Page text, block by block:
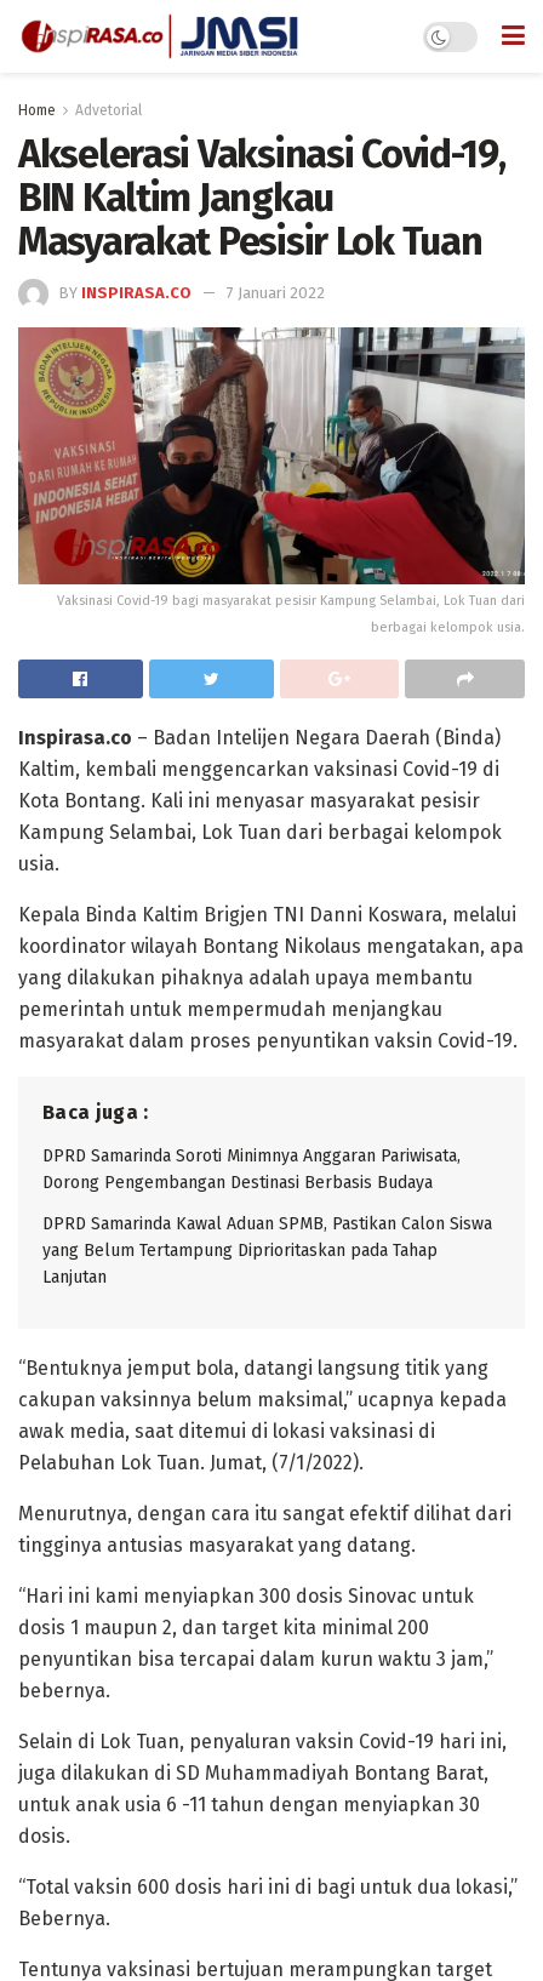
Home Advetorial
Akselerasi Vaksinasi Covid-19,
BIN Kaltim Jangkau
Masyarakat Pesisir Lok Tuan
BY INSPIRASA.CO 7 Januari 2022
Vaksinasi Covid-19 bagi masyarakat pesisir Kampung Selambai, Lok Tuan dari
berbagai kelompok usia.
Inspirasa.co – Badan Intelijen Negara Daerah (Binda)
Kaltim, kembali menggencarkan vaksinasi Covid-19 di
Kota Bontang. Kali ini menyasar masyarakat pesisir
Kampung Selambai, Lok Tuan dari berbagai kelompok
usia.
Kepala Binda Kaltim Brigjen TNI Danni Koswara, melalui
koordinator wilayah Bontang Nikolaus mengatakan, apa
yang dilakukan pihaknya adalah upaya membantu
pemerintah untuk mempermudah menjangkau
masyarakat dalam proses penyuntikan vaksin Covid-19.
Baca juga :
DPRD Samarinda Soroti Minimnya Anggaran Pariwisata,
Dorong Pengembangan Destinasi Berbasis Budaya
DPRD Samarinda Kawal Aduan SPMB, Pastikan Calon Siswa
yang Belum Tertampung Diprioritaskan pada Tahap
Lanjutan
“Bentuknya jemput bola, datangi langsung titik yang
cakupan vaksinnya belum maksimal,” ucapnya kepada
awak media, saat ditemui di lokasi vaksinasi di
Pelabuhan Lok Tuan. Jumat, (7/1/2022).
Menurutnya, dengan cara itu sangat efektif dilihat dari
tingginya antusias masyarakat yang datang.
“Hari ini kami menyiapkan 300 dosis Sinovac untuk
dosis 1 maupun 2, dan target kita minimal 200
penyuntikan bisa tercapai dalam kurun waktu 3 jam,”
bebernya.
Selain di Lok Tuan, penyaluran vaksin Covid-19 hari ini,
juga dilakukan di SD Muhammadiyah Bontang Barat,
untuk anak usia 6 -11 tahun dengan menyiapkan 30
dosis.
“Total vaksin 600 dosis hari ini di bagi untuk dua lokasi,”
Bebernya.
Tentunya vaksinasi bertujuan merampungkan target